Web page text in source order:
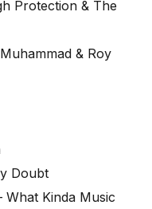
Protection & The
& Roy
Doubt
What Kinda Music